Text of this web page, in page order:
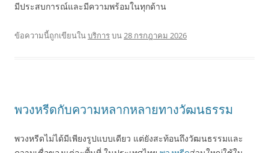
มีประสบการณ์และมีความพร้อมในทุกด้าน
ข้อความนี้ถูกเขียนในบริการบน28 กรกฎาคม 2026
พวงหรีดกับความหลากหลายทางวัฒนธรรม
พวงหรีดไม่ได้มีเพียงรูปแบบเดียว แต่ยังสะท้อนถึงวัฒนธรรมและ